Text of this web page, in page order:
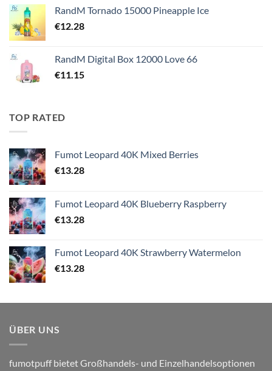
RandM Tornado 15000 Pineapple Ice
€12.28
RandM Digital Box 12000 Love 66
€11.15
TOP RATED
Fumot Leopard 40K Mixed Berries
€13.28
Fumot Leopard 40K Blueberry Raspberry
€13.28
Fumot Leopard 40K Strawberry Watermelon
€13.28
ÜBER UNS
fumotpuff bietet Großhandels- und Einzelhandelsoptionen